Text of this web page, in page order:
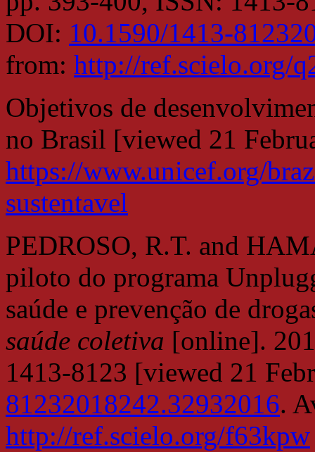
DOI: 10.1590/1413-
from: http://ref.scielo.org/
Objetivos de
no Brasil [viewed 21
https://www.unicef.org/
sustentavel
PEDROSO, R.T. and
piloto do programa
saúde e prevenção de
saúde coletiva [online].
1413-8123 [viewed 21
81232018242.32932016.
http://ref.scielo.org/f63kpw